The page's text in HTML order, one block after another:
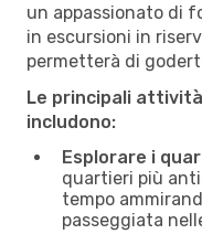
un appassionato di
in escursioni in
permetterà di
Le principali
includono:
Esplorare i
quartieri più
tempo
passeggiata